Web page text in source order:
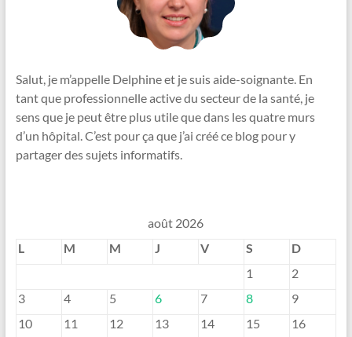
Salut, je m’appelle Delphine et je suis aide-soignante. En
tant que professionnelle active du secteur de la santé, je
sens que je peut être plus utile que dans les quatre murs
d’un hôpital. C’est pour ça que j’ai créé ce blog pour y
partager des sujets informatifs.
août 2026
L
M M J V S
D
1
2
3
4 5 6 7 8
9
10
11 12 13 14 15
16